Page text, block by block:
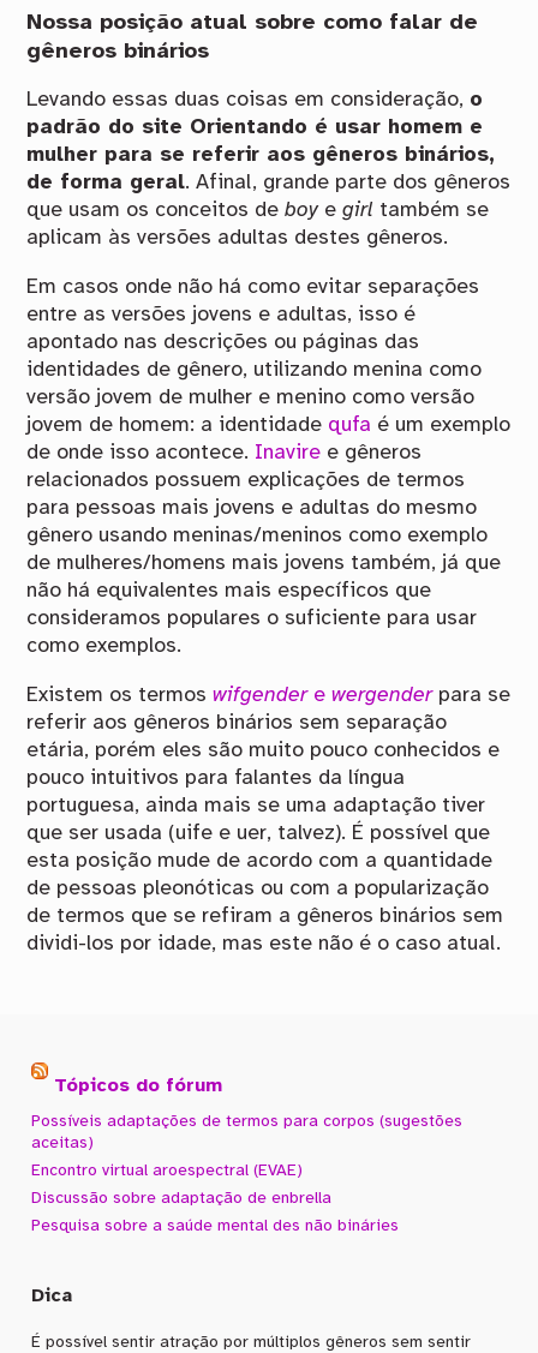
Nossa posição atual sobre como falar de
gêneros binários
Levando essas duas coisas em consideração, o
padrão do site Orientando é usar homem e
mulher para se referir aos gêneros binários,
de forma geral. Afinal, grande parte dos gêneros
que usam os conceitos deboyegirl também se
aplicam às versões adultas destes gêneros.
Em casos onde não há como evitar separações
entre as versões jovens e adultas, isso é
apontado nas descrições ou páginas das
identidades de gênero, utilizando menina como
versão jovem de mulher e menino como versão
jovem de homem: a identidade qufa é um exemplo
de onde isso acontece. Inavire e gêneros
relacionados possuem explicações de termos
para pessoas mais jovens e adultas do mesmo
gênero usando meninas/meninos como exemplo
de mulheres/homens mais jovens também, já que
não há equivalentes mais específicos que
consideramos populares o suficiente para usar
como exemplos.
Existem os termoswifgenderewergenderpara se
referir aos gêneros binários sem separação
etária, porém eles são muito pouco conhecidos e
pouco intuitivos para falantes da língua
portuguesa, ainda mais se uma adaptação tiver
que ser usada (uife e uer, talvez). É possível que
esta posição mude de acordo com a quantidade
de pessoas pleonóticas ou com a popularização
de termos que se refiram a gêneros binários sem
dividi-los por idade, mas este não é o caso atual.
Tópicos do fórum
Possíveis adaptações de termos para corpos (sugestões
aceitas)
Encontro virtual aroespectral (EVAE)
Discussão sobre adaptação de enbrella
Pesquisa sobre a saúde mental des não bináries
Dica
É possível sentir atração por múltiplos gêneros sem sentir